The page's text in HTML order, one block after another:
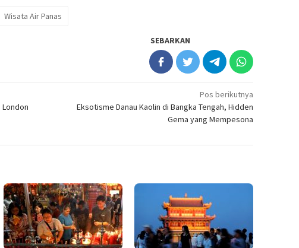
Wisata Air Panas
SEBARKAN
Pos berikutnya
Eksotisme Danau Kaolin di Bangka Tengah, Hidden
Gema yang Mempesona